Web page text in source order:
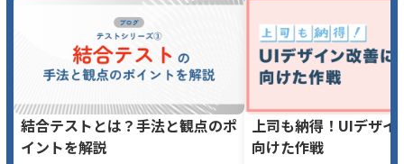
結合テストとは？手法と観点のポ
イントを解説
上司も納得！UIデザイ
向けた作戦